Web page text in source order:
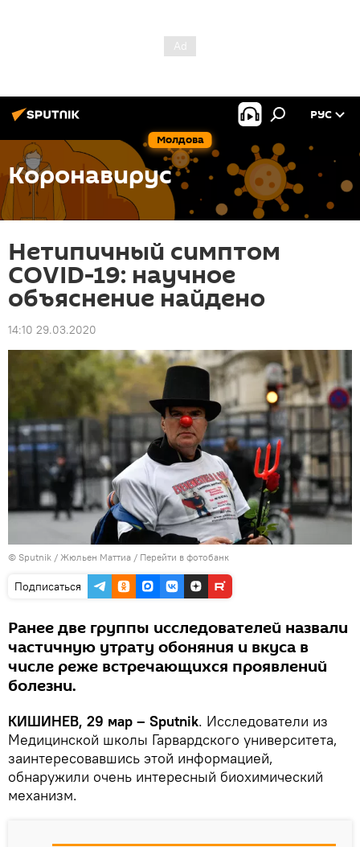
Молдова
РУС
Коронавирус
Нетипичный симптом
COVID-19: научное
объяснение найдено
14:10 29.03.2020
© Sputnik / Жюльен Маттиа / Перейти в фотобанк
Подписаться
Ранее две группы исследователей назвали
частичную утрату обоняния и вкуса в
числе реже встречающихся проявлений
болезни.
КИШИНЕВ, 29 мар – Sputnik. Исследователи из
Медицинской школы Гарвардского университета,
заинтересовавшись этой информацией,
обнаружили очень интересный биохимический
механизм.